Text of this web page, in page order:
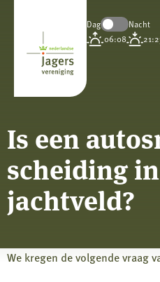
Koninklijke
Nederlandse
Jagersvereniging
Dag
Nacht
06:08
Is een
scheiding
jachtveld?
We kregen de volgende vraag